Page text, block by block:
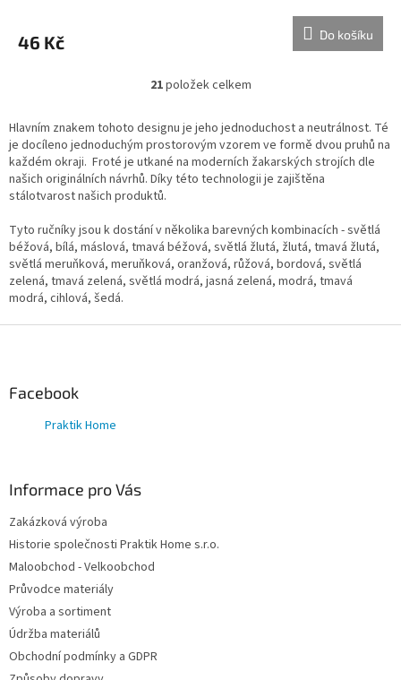
46 Kč Do košíku
O
l
á
d
a
p
r
v
k
ý
21položek celkem
Hlavním znakem tohoto designu je jeho jednoduchost a neutrálnost. Té
je docíleno jednoduchým prostorovým vzorem ve formě dvou pruhů na
každém okraji. Froté je utkané na moderních žakarských strojích dle
našich originálních návrhů. Díky této technologii je zajištěna
stálotvarost našich produktů.
Tyto ručníky jsou k dostání v několika barevných kombinacích - světlá
béžová, bílá, máslová, tmavá béžová, světlá žlutá, žlutá, tmavá žlutá,
světlá meruňková, meruňková, oranžová, růžová, bordová, světlá
zelená, tmavá zelená, světlá modrá, jasná zelená, modrá, tmavá
modrá, cihlová, šedá.
Facebook
Praktik Home
Informace pro Vás
Zakázková výroba
Historie společnosti Praktik Home s.r.o.
Maloobchod - Velkoobchod
Průvodce materiály
Výroba a sortiment
Údržba materiálů
Obchodní podmínky a GDPR